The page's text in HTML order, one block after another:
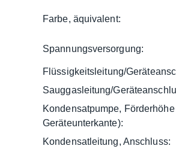
Farbe, äquivalent:
Spannungsversorgung:
Flüssigkeitsleitung/
Sauggasleitung/
Kondensatpumpe,
Geräteunterkante):
Kondensatleitung, Anschluss: